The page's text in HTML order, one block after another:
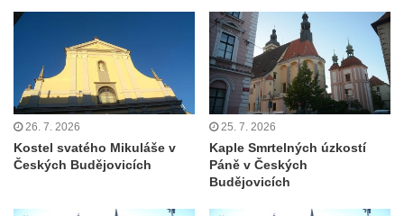
Nepomuckého ve Starých Křečanech
Kostel svatého Jana Nepomuckého ve
Starých Křečanech
Kostel svatého Václava v Srbské Kamenici
Kostel svatého Kryštofa v Kryštofově Údolí
Hrobka rodiny Havlovy na hřbitově v
26. 7. 2026
Kostel svatého Mikuláše v
Českých Budějovicích
25. 7. 2026
Kaple Smrtelných úzkostí
Páně v Českých
Budějovicích